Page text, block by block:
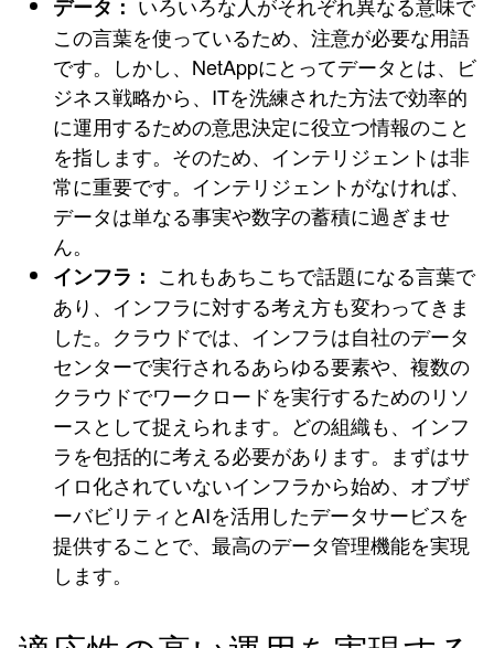
データ：
この言葉を使っているため、注意が必要な用語
です。しかし、NetAppにとってデータとは、ビ
ジネス戦略から、ITを洗練された方法で効率的
に運用するための意思決定に役立つ情報のこと
を指します。そのため、インテリジェントは非
常に重要です。インテリジェントがなければ、
データは単なる事実や数字の蓄積に過ぎませ
ん。
インフラ： これもあちこちで話題になる言葉で
あり、インフラに対する考え方も変わってきま
した。クラウドでは、インフラは自社のデータ
センターで実行されるあらゆる要素や、複数の
クラウドでワークロードを実行するためのリソ
ースとして捉えられます。どの組織も、インフ
ラを包括的に考える必要があります。まずはサ
イロ化されていないインフラから始め、オブザ
ーバビリティとAIを活用したデータサービスを
提供することで、最高のデータ管理機能を実現
します。